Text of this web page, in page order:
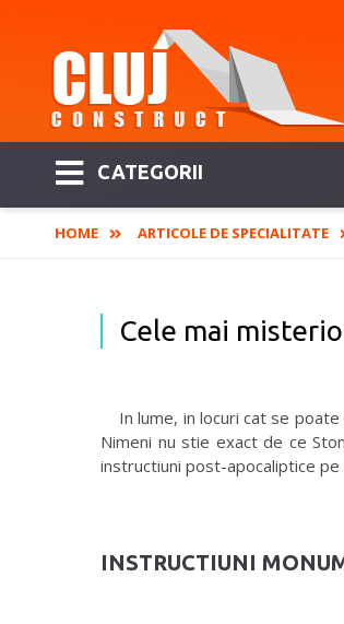
CATEGORII
HOME ARTICOLE DE SPECIALITATE
Cele mai
In lume, in locuri cat se poate
Nimeni nu stie exact de ce
instructiuni post-apocaliptice
INSTRUCTIUNI